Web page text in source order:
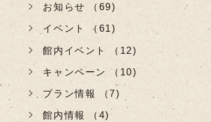
お知らせ （69)
イベント （61)
館内イベント （12)
キャンペーン （10)
プラン情報 （7)
館内情報 （4)